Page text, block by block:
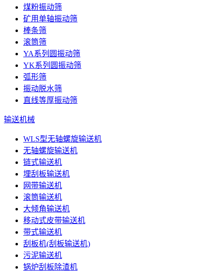
煤粉振动筛
矿用单轴振动筛
棒条筛
滚筒筛
YA系列圆振动筛
YK系列圆振动筛
弧形筛
振动脱水筛
直线等厚振动筛
输送机械
WLS型无轴螺旋输送机
无轴螺旋输送机
链式输送机
埋刮板输送机
网带输送机
滚筒输送机
大倾角输送机
移动式皮带输送机
带式输送机
刮板机(刮板输送机)
污泥输送机
锅炉刮板除渣机